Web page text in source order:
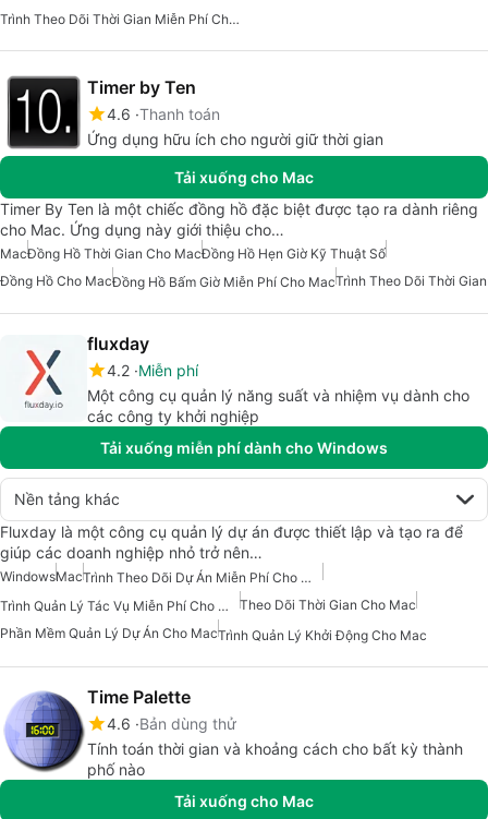
Trình Theo Dõi Thời Gian Miễn Phí Cho Mac
Timer by Ten
4.6 Thanh toán
Ứng dụng hữu ích cho người giữ thời gian
Tải xuống cho Mac
Timer By Ten là một chiếc đồng hồ đặc biệt được tạo ra dành riêng
cho Mac. Ứng dụng này giới thiệu cho…
MacĐồng Hồ Thời Gian Cho MacĐồng Hồ Hẹn Giờ Kỹ Thuật Số
Đồng Hồ Cho MacĐồng Hồ Bấm Giờ Miễn Phí Cho MacTrình Theo Dõi Thời Gian
fluxday
4.2 Miễn phí
Một công cụ quản lý năng suất và nhiệm vụ dành cho
các công ty khởi nghiệp
Tải xuống miễn phí dành cho Windows
Nền tảng khác
Fluxday là một công cụ quản lý dự án được thiết lập và tạo ra để
giúp các doanh nghiệp nhỏ trở nên…
WindowsMac
Trình Theo Dõi Dự Án Miễn Phí Cho Mac
Trình Quản Lý Tác Vụ Miễn Phí Cho Mac
Theo Dõi Thời Gian Cho Mac
Phần Mềm Quản Lý Dự Án Cho MacTrình Quản Lý Khởi Động Cho Mac
Time Palette
4.6 Bản dùng thử
Tính toán thời gian và khoảng cách cho bất kỳ thành
phố nào
Tải xuống cho Mac